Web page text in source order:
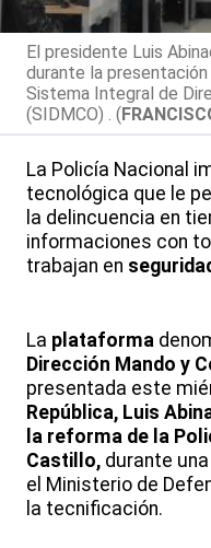
El presidente Luis
durante la
Sistema Integral de
(SIDMCO) . (
La Policía Nacional
tecnológica que le
la delincuencia en
informaciones con
trabajan en
La plataforma
Dirección Mando y
presentada este
República, Luis
la reforma de la
Castillo, durante
el Ministerio de
la